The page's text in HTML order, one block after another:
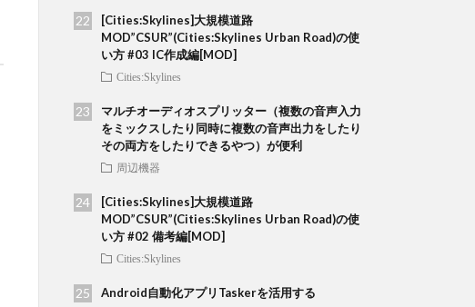
[Cities:Skylines]大規模道路
MOD”CSUR”(Cities:Skylines Urban Road)の使
い方 #03 IC作成編[MOD]
Cities:Skylines
マルチオーディオスプリッター（複数の音声入力
をミックスしたり同時に複数の音声出力をしたり
その両方をしたりできるやつ）が便利
周辺機器
[Cities:Skylines]大規模道路
MOD”CSUR”(Cities:Skylines Urban Road)の使
い方 #02 備考編[MOD]
Cities:Skylines
Android自動化アプリTaskerを活用する